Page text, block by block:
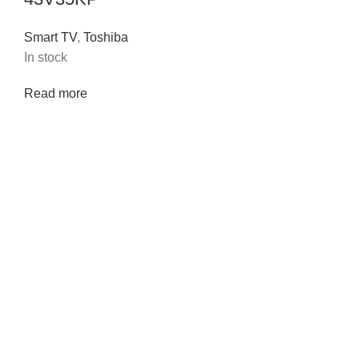
Smart TV, Toshiba
In stock
Read more